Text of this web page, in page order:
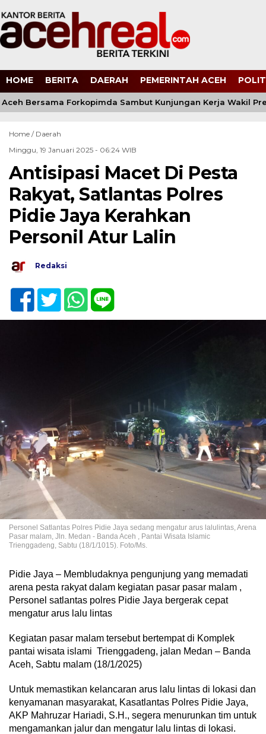
HOME BERITA DAERAH PEMERINTAH ACEH
Bersama Forkopimda Sambut Kunjungan Kerja Wakil
Home / Daerah
Minggu, 19 Januari 2025 - 06:24 WIB
Antisipasi Macet Di Pesta
Rakyat, Satlantas Polres
Pidie Jaya Kerahkan
Personil Atur Lalin
Redaksi
Personel Satlantas Polres Pidie Jaya sedang mengatur arus lalulintas, Arena
Pasar malam, Jln. Medan - Banda Aceh , Pantai Wisata Islamic
Trienggadeng, Sabtu (18/1/1015). Foto/Ms.
Pidie Jaya – Membludaknya pengunjung yang memadati
arena pesta rakyat dalam kegiatan pasar pasar malam ,
Personel satlantas polres Pidie Jaya bergerak cepat
mengatur arus lalu lintas
Kegiatan pasar malam tersebut bertempat di Komplek
pantai wisata islami Trienggadeng, jalan Medan – Banda
Aceh, Sabtu malam (18/1/2025)
Untuk memastikan kelancaran arus lalu lintas di lokasi dan
kenyamanan masyarakat, Kasatlantas Polres Pidie Jaya,
AKP Mahruzar Hariadi, S.H., segera menurunkan tim untuk
mengamankan jalur dan mengatur lalu lintas di lokasi.